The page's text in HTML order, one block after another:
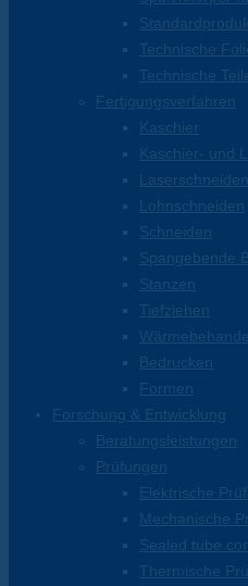
Technische
Technische
Fertigungsverfahren
Kaschier
Kaschier- und
Laserschneiden
Lohnschneiden
Schneiden
Spangebende
Stanzen
Tiefziehen
Bedrucken
Formen
Forschung & Entwicklung
Beratungsleistungen
Prüfungen
Elektrische
Mechanische
Sealed tube
Thermische